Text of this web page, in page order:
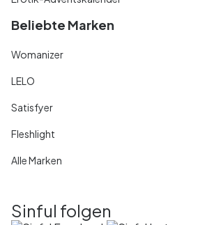
Beliebte Marken
Womanizer
LELO
Satisfyer
Fleshlight
Alle Marken
Sinful folgen